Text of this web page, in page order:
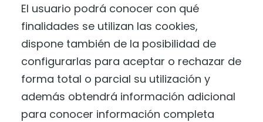
El usuario podrá conocer con qué
finalidades se utilizan las cookies,
dispone también de la posibilidad de
configurarlas para aceptar o rechazar de
forma total o parcial su utilización y
además obtendrá información adicional
para conocer información completa